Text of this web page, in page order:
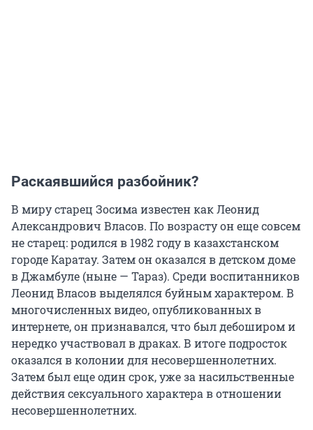
Раскаявшийся разбойник?
В миру старец Зосима известен как Леонид
Александрович Власов. По возрасту он еще совсем
не старец: родился в 1982 году в казахстанском
городе Каратау. Затем он оказался в детском доме
в Джамбуле (ныне — Тараз). Среди воспитанников
Леонид Власов выделялся буйным характером. В
многочисленных видео, опубликованных в
интернете, он признавался, что был дебоширом и
нередко участвовал в драках. В итоге подросток
оказался в колонии для несовершеннолетних.
Затем был еще один срок, уже за насильственные
действия сексуального характера в отношении
несовершеннолетних.